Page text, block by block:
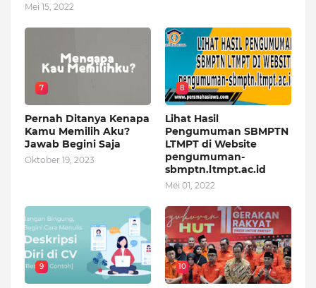
Mei 15, 2022
7
Pernah Ditanya Kenapa
Kamu Memilih Aku?
Jawab Begini Saja
Oktober 19, 2023
8
Lihat Hasil
Pengumuman SBMPTN
LTMPT di Website
pengumuman-
sbmptn.ltmpt.ac.id
Mei 01, 2022
9 10